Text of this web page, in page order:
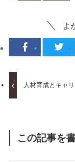
よ
人材育成とキャ
この記事を